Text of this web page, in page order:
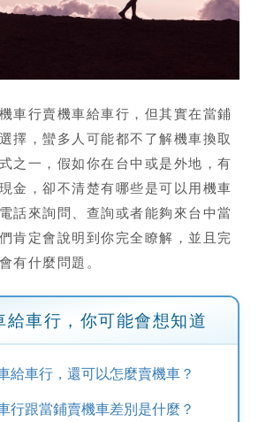
車行賣機車給車行 ，但其實在當鋪
擇，蠻多人可能都不了解機車換取
之一，假如你在台中或是外地，有
金，卻不清楚有哪些是可以用機車
話來詢問、查詢或者能夠來台中當
肯定會說明到你完全瞭解，並且完
有什麼問題。
給車行，你可能會想知道
給車行，還可以怎麼賣機車？
行跟當鋪賣機車差別是什麼？